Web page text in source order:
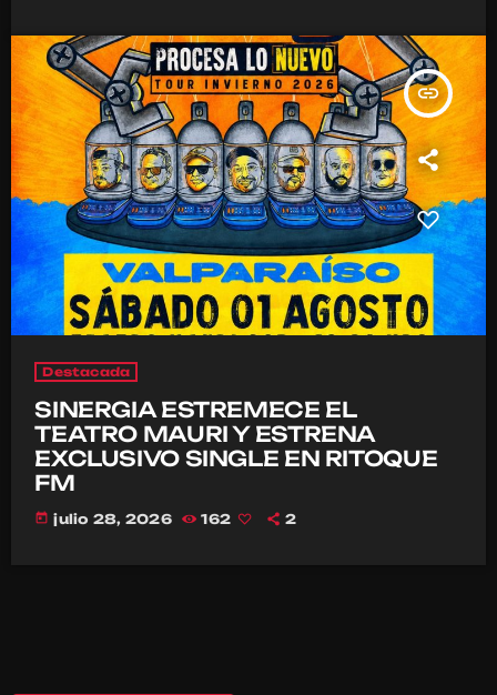
insert_link
Destacada
SINERGIA ESTREMECE EL
TEATRO MAURI Y ESTRENA
EXCLUSIVO SINGLE EN RITOQUE
FM
today julio 28, 2026 162 2